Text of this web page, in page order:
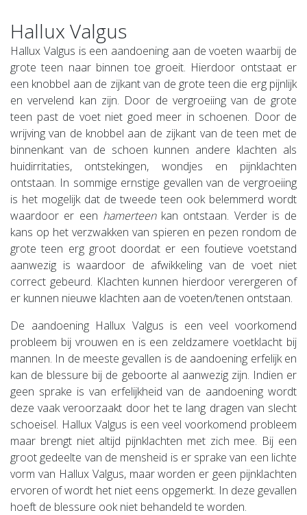
Hallux Valgus
Hallux Valgus is een aandoening aan de voeten waarbij de
grote teen naar binnen toe groeit. Hierdoor ontstaat er
een knobbel aan de zijkant van de grote teen die erg pijnlijk
en vervelend kan zijn. Door de vergroeiing van de grote
teen past de voet niet goed meer in schoenen. Door de
wrijving van de knobbel aan de zijkant van de teen met de
binnenkant van de schoen kunnen andere klachten als
huidirritaties, ontstekingen, wondjes en pijnklachten
ontstaan. In sommige ernstige gevallen van de vergroeiing
is het mogelijk dat de tweede teen ook belemmerd wordt
waardoor er een hamerteen kan ontstaan. Verder is de
kans op het verzwakken van spieren en pezen rondom de
grote teen erg groot doordat er een foutieve voetstand
aanwezig is waardoor de afwikkeling van de voet niet
correct gebeurd. Klachten kunnen hierdoor verergeren of
er kunnen nieuwe klachten aan de voeten/tenen ontstaan.
De aandoening Hallux Valgus is een veel voorkomend
probleem bij vrouwen en is een zeldzamere voetklacht bij
mannen. In de meeste gevallen is de aandoening erfelijk en
kan de blessure bij de geboorte al aanwezig zijn. Indien er
geen sprake is van erfelijkheid van de aandoening wordt
deze vaak veroorzaakt door het te lang dragen van slecht
schoeisel. Hallux Valgus is een veel voorkomend probleem
maar brengt niet altijd pijnklachten met zich mee. Bij een
groot gedeelte van de mensheid is er sprake van een lichte
vorm van Hallux Valgus, maar worden er geen pijnklachten
ervoren of wordt het niet eens opgemerkt. In deze gevallen
hoeft de blessure ook niet behandeld te worden.